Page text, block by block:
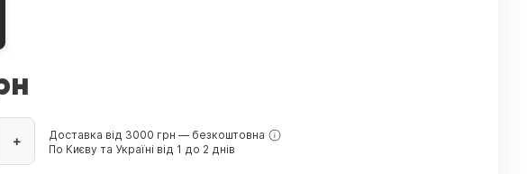
+
Доставка від 3000 грн — безкоштовна
По Києву та Україні від 1 до 2 днів